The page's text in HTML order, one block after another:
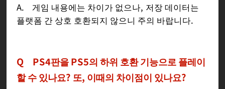
A. 게임 내용에는 차이가 없으나, 저장 데이터는
플랫폼 간 상호 호환되지 않으니 주의 바랍니다.
Q PS4판을 PS5의 하위 호환 기능으로 플레이
할 수 있나요? 또, 이때의 차이점이 있나요?